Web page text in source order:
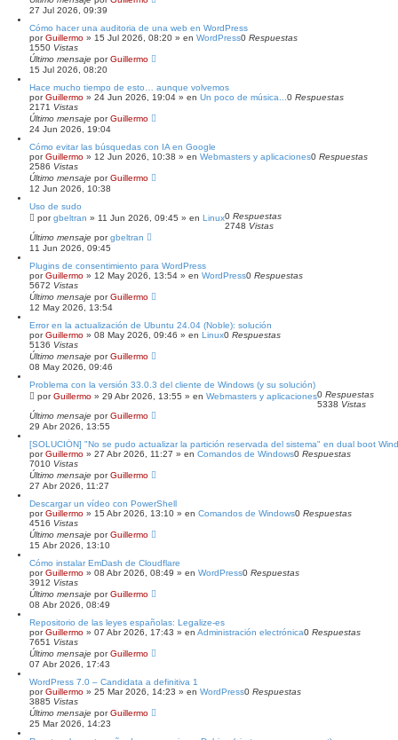
27 Jul 2026, 09:39
Cómo hacer una auditoria de una web en WordPress
porGuillermo » 15 Jul 2026, 08:20 » en WordPress0 Respuestas
1550 Vistas
Último mensaje porGuillermo
15 Jul 2026, 08:20
Hace mucho tiempo de esto… aunque volvemos
porGuillermo » 24 Jun 2026, 19:04 » en Un poco de música... 0 Respuestas
2171 Vistas
Último mensaje porGuillermo
24 Jun 2026, 19:04
Cómo evitar las búsquedas con IA en Google
porGuillermo » 12 Jun 2026, 10:38 » en Webmasters y aplicaciones0 Respuestas
2586 Vistas
Último mensaje porGuillermo
12 Jun 2026, 10:38
Uso de sudo
porgbeltran » 11 Jun 2026, 09:45 » en Linux0 Respuestas
2748 Vistas
Último mensaje porgbeltran
11 Jun 2026, 09:45
Plugins de consentimiento para WordPress
porGuillermo » 12 May 2026, 13:54 » en WordPress0 Respuestas
5672 Vistas
Último mensaje porGuillermo
12 May 2026, 13:54
Error en la actualización de Ubuntu 24.04 (Noble): solución
porGuillermo » 08 May 2026, 09:46 » en Linux0 Respuestas
5136 Vistas
Último mensaje porGuillermo
08 May 2026, 09:46
Problema con la versión 33.0.3 del cliente de Windows (y su solución)
porGuillermo » 29 Abr 2026, 13:55 » en Webmasters y aplicaciones0 Respuestas
5338 Vistas
Último mensaje porGuillermo
29 Abr 2026, 13:55
[SOLUCIÓN] "No se pudo actualizar la partición reservada del sistema" en dual boot
porGuillermo » 27 Abr 2026, 11:27 » en Comandos de Windows0 Respuestas
7010 Vistas
Último mensaje porGuillermo
27 Abr 2026, 11:27
Descargar un vídeo con PowerShell
porGuillermo » 15 Abr 2026, 13:10 » en Comandos de Windows0 Respuestas
4516 Vistas
Último mensaje porGuillermo
15 Abr 2026, 13:10
Cómo instalar EmDash de Cloudflare
porGuillermo » 08 Abr 2026, 08:49 » en WordPress0 Respuestas
3912 Vistas
Último mensaje porGuillermo
08 Abr 2026, 08:49
Repositorio de las leyes españolas: Legalize-es
porGuillermo » 07 Abr 2026, 17:43 » en Administración electrónica0 Respuestas
7651 Vistas
Último mensaje porGuillermo
07 Abr 2026, 17:43
WordPress 7.0 – Candidata a definitiva 1
porGuillermo » 25 Mar 2026, 14:23 » en WordPress0 Respuestas
3885 Vistas
Último mensaje porGuillermo
25 Mar 2026, 14:23